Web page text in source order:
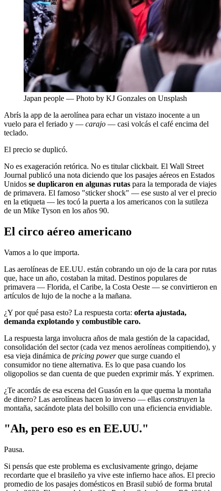
Japan people — Photo by KJ Gonzales on Unsplash
Abrís la app de la aerolínea para echar un vistazo inocente a un
vuelo para el feriado y — carajo — casi volcás el café encima del
teclado.
El precio se duplicó.
No es exageración retórica. No es titular clickbait. El Wall Street
Journal publicó una nota diciendo que los pasajes aéreos en Estados
Unidos se duplicaron en algunas rutas para la temporada de viajes
de primavera. El famoso "sticker shock" — ese susto al ver el precio
en la etiqueta — les tocó la puerta a los americanos con la sutileza
de un Mike Tyson en los años 90.
El circo aéreo americano
Vamos a lo que importa.
Las aerolíneas de EE.UU. están cobrando un ojo de la cara por rutas
que, hace un año, costaban la mitad. Destinos populares de
primavera — Florida, el Caribe, la Costa Oeste — se convirtieron en
artículos de lujo de la noche a la mañana.
¿Y por qué pasa esto? La respuesta corta: oferta ajustada,
demanda explotando y combustible caro.
La respuesta larga involucra años de mala gestión de la capacidad,
consolidación del sector (cada vez menos aerolíneas compitiendo), y
esa vieja dinámica de pricing powerque surge cuando el
consumidor no tiene alternativa. Es lo que pasa cuando los
oligopolios se dan cuenta de que pueden exprimir más. Y exprimen.
¿Te acordás de esa escena del Guasón en la que quema la montaña
de dinero? Las aerolíneas hacen lo inverso — ellas construyen la
montaña, sacándote plata del bolsillo con una eficiencia envidiable.
"Ah, pero eso es en EE.UU."
Pausa.
Si pensás que este problema es exclusivamente gringo, dejame
recordarte que el brasileño ya vive este infierno hace años. El precio
promedio de los pasajes domésticos en Brasil subió de forma brutal